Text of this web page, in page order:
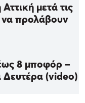
μετά τις
να προλάβουν
8 μποφόρ –
Δευτέρα (video)